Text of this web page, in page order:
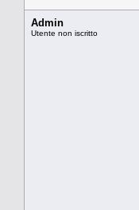
Admin
Utente non iscritto